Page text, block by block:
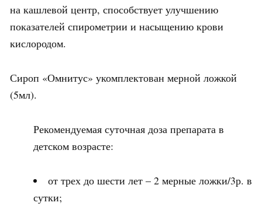
на кашлевой центр, способствует улучшению
показателей спирометрии и насыщению крови
кислородом.
Сироп «Омнитус» укомплектован мерной ложкой
(5мл).
Рекомендуемая суточная доза препарата в
детском возрасте:
от трех до шести лет – 2 мерные ложки/3р. в
сутки;